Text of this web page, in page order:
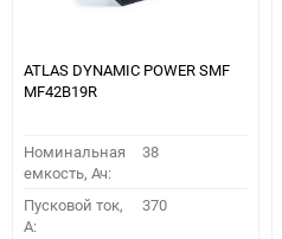
ATLAS DYNAMIC POWER SMF
MF42B19R
Номинальная
емкость, Ач:
38
Пусковой ток,
A:
370